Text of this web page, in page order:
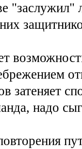
"заслужил"
затеняет
надо